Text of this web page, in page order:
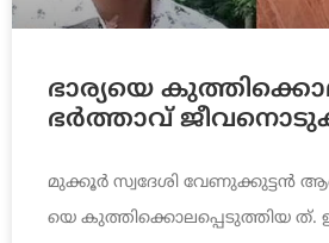
ഭാര്യയെ
ഭര്‍ത്താവ്
മുക്കൂര്‍ സ്വദേശി വേണുക്കുട്ടന്‍ ആണ്
യെ കുത്തിക്കൊലപ്പെടുത്തിയ ത്.